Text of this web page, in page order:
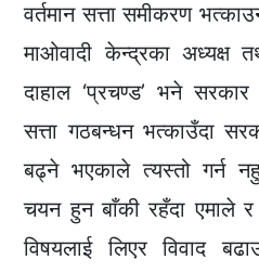
वर्तमान सत्ता समीकरण
माओवादी केन्द्रका अध्यक्ष
दाहाल ‘प्रचण्ड’ भने
सत्ता गठबन्धन भत्काउँदा
बढ्ने भएकाले त्यस्तो गर्न
चयन हुन बाँकी रहँदा एमाले र
विषयलाई लिएर विवाद